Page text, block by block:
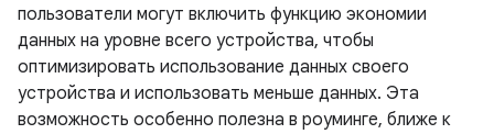
пользователи могут включить функцию экономии
данных на уровне всего устройства, чтобы
оптимизировать использование данных своего
устройства и использовать меньше данных. Эта
возможность особенно полезна в роуминге, ближе к